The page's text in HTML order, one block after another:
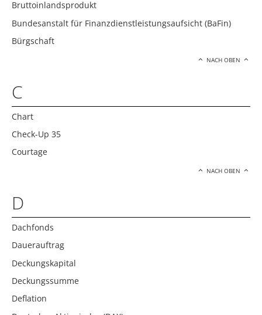
Bruttoinlandsprodukt
Bundesanstalt für Finanzdienstleistungsaufsicht (BaFin)
Bürgschaft
NACH OBEN
C
Chart
Check-Up 35
Courtage
NACH OBEN
D
Dachfonds
Dauerauftrag
Deckungskapital
Deckungssumme
Deflation